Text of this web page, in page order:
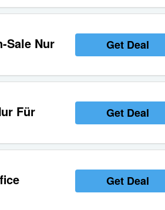
Sale Nur Get Deal
Für Get Deal
Get Deal